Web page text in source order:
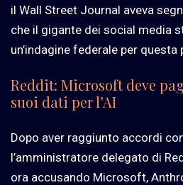
il Wall Street Journal aveva
che il gigante dei social media
un’indagine federale per questa
Reddit: Microsoft deve
suoi dati per l’AI
Dopo aver raggiunto accordi
l’amministratore delegato di
ora accusando Microsoft,